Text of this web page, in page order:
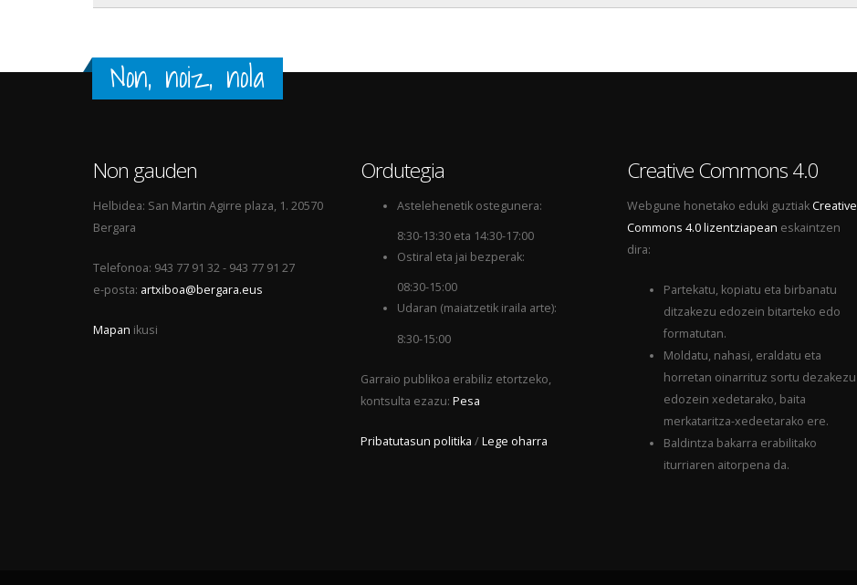
Non, noiz, nola
Non gauden
Helbidea: San Martin Agirre plaza, 1. 20570
Bergara
Telefonoa: 943 77 91 32 - 943 77 91 27
e-posta: artxiboa@bergara.eus
Mapan ikusi
Ordutegia
Astelehenetik ostegunera:
8:30-13:30 eta 14:30-17:00
Ostiral eta jai bezperak:
08:30-15:00
Udaran (maiatzetik iraila arte):
8:30-15:00
Garraio publikoa erabiliz etortzeko,
kontsulta ezazu: Pesa
Pribatutasun politika /Lege oharra
Creative Commons 4.0
Webgune honetako eduki guztiakCreative
Commons 4.0 lizentziapean eskaintzen
dira:
Partekatu, kopiatu eta birbanatu
ditzakezu edozein bitarteko edo
formatutan.
Moldatu, nahasi, eraldatu eta
horretan oinarrituz sortu dezakezu
edozein xedetarako, baita
merkataritza-xedeetarako ere.
Baldintza bakarra erabilitako
iturriaren aitorpena da.